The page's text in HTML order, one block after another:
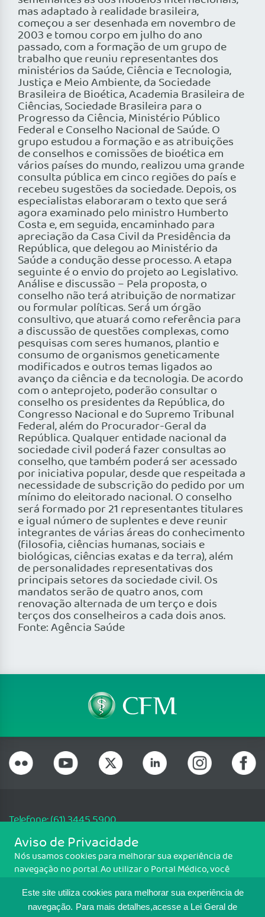
Este site utiliza cookies para melhorar sua experiência de
navegação. Para mais detalhes,acesse a Lei Geral de
mas adaptado à realidade brasileira,
começou a ser desenhada em novembro de
2003 e tomou corpo em julho do ano
passado, com a formação de um grupo de
trabalho que reuniu representantes dos
ministérios da Saúde, Ciência e Tecnologia,
Justiça e Meio Ambiente, da Sociedade
Brasileira de Bioética, Academia Brasileira de
Ciências, Sociedade Brasileira para o
Progresso da Ciência, Ministério Público
Federal e Conselho Nacional de Saúde. O
grupo estudou a formação e as atribuições
de conselhos e comissões de bioética em
vários países do mundo, realizou uma grande
consulta pública em cinco regiões do país e
recebeu sugestões da sociedade. Depois, os
especialistas elaboraram o texto que será
agora examinado pelo ministro Humberto
Costa e, em seguida, encaminhado para
apreciação da Casa Civil da Presidência da
República, que delegou ao Ministério da
Saúde a condução desse processo. A etapa
seguinte é o envio do projeto ao Legislativo.
Análise e discussão – Pela proposta, o
conselho não terá atribuição de normatizar
ou formular políticas. Será um órgão
consultivo, que atuará como referência para
a discussão de questões complexas, como
pesquisas com seres humanos, plantio e
consumo de organismos geneticamente
modificados e outros temas ligados ao
avanço da ciência e da tecnologia. De acordo
com o anteprojeto, poderão consultar o
conselho os presidentes da República, do
Congresso Nacional e do Supremo Tribunal
Federal, além do Procurador-Geral da
República. Qualquer entidade nacional da
sociedade civil poderá fazer consultas ao
conselho, que também poderá ser acessado
por iniciativa popular, desde que respeitada a
necessidade de subscrição do pedido por um
mínimo do eleitorado nacional. O conselho
será formado por 21 representantes titulares
e igual número de suplentes e deve reunir
integrantes de várias áreas do conhecimento
(filosofia, ciências humanas, sociais e
biológicas, ciências exatas e da terra), além
de personalidades representativas dos
principais setores da sociedade civil. Os
mandatos serão de quatro anos, com
renovação alternada de um terço e dois
terços dos conselheiros a cada dois anos.
Fonte: Agência Saúde
Telefone: (61) 3445 5900
Email: cfm@portalmedico.org.br
SGAS 616, Conjunto D, Lote 115, L2 Sul, Brasília/DF - CEP: 70200-760 -
CNPJ: 33.583.550/0001-30
MAPA DO SITE
Aviso de Privacidade
Nós usamos cookies para melhorar sua experiência de
navegação no portal. Ao utilizar o Portal Médico, você
Para ter mais informações sobre como isso é feito, acesse
Política de cookies. Se você concorda, clique em ACEITO.